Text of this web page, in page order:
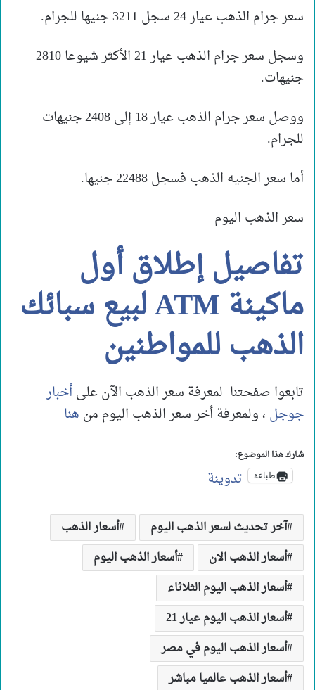
سعر جرام الذهب عيار 24 سجل 3211 جنيها للجرام.
وسجل سعر جرام الذهب عيار 21 الأكثر شيوعا 2810
جنيهات.
ووصل سعر جرام الذهب عيار 18 إلى 2408 جنيهات
للجرام.
أما سعر الجنيه الذهب فسجل 22488 جنيها.
سعر الذهب اليوم
تفاصيل إطلاق أول
ماكينة ATM لبيع سبائك
الذهب للمواطنين
تابعوا صفحتنا لمعرفة سعر الذهب الآن علىأخبار
جوجل ، ولمعرفة أخر سعر الذهب اليوم من هنا
شارك هذا الموضوع:
طباعة تدوينة
آخر تحديث لسعر الذهب اليوم
أسعار الذهب
أسعار الذهب الان
أسعار الذهب اليوم
أسعار الذهب اليوم الثلاثاء
أسعار الذهب اليوم عيار 21
أسعار الذهب اليوم في مصر
أسعار الذهب عالميا مباشر